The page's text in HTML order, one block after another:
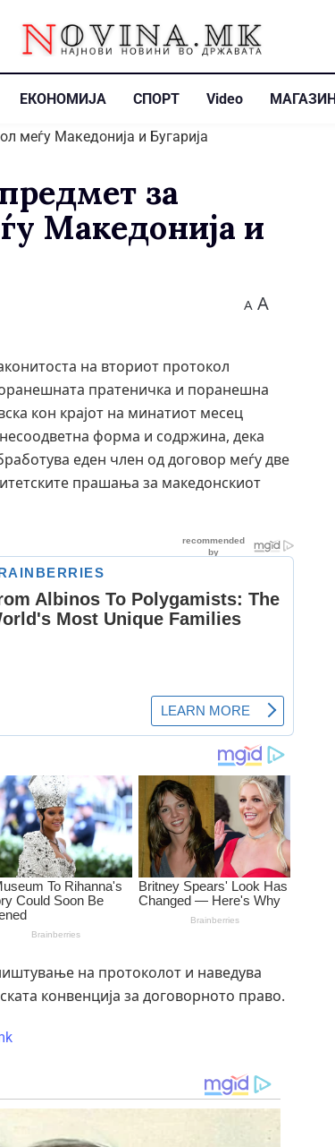
ЕКОНОМИЈА СПОРТ Video МАГАЗИН
за
Македонија и
A A
на вториот протокол
пратеничка и поранешна
кон крајот на минатиот месец
форма и содржина, дека
еден член од договор меѓу две
прашања за македонскиот
на протоколот и наведува
конвенција за договорното право.